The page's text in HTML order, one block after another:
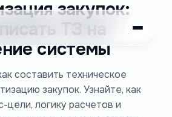
закупок:
ТЗ на
системы
составить техническое
закупок. Узнайте, как
цели, логику расчетов и